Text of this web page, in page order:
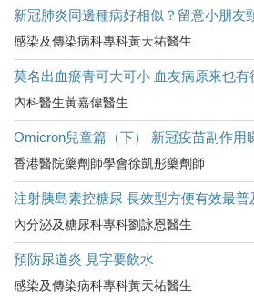
新冠肺炎同邊種病好相似？留意小朋友
感染及傳染病科專科黃天祐醫生
莫名出血瘀青可大可小 血友病原來也有
內科醫生黃嘉偉醫生
Omicron兒童篇（下） 新冠疫苗副作用
香港醫院藥劑師學會徐凱彤藥劑師
注射胰島素控糖尿 長效型方便有效最普
內分泌及糖尿科專科劉詠恩醫生
預防尿道炎 見字要飲水
感染及傳染病科專科黃天祐醫生